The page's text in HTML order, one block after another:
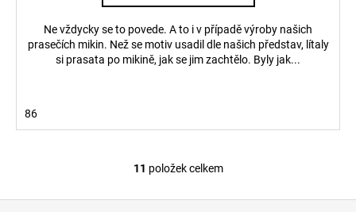
Ne vždycky se to povede. A to i v případě výroby našich
prasečích mikin. Než se motiv usadil dle našich představ, lítaly
si prasata po mikině, jak se jim zachtělo. Byly jak...
86
O
11 položek celkem